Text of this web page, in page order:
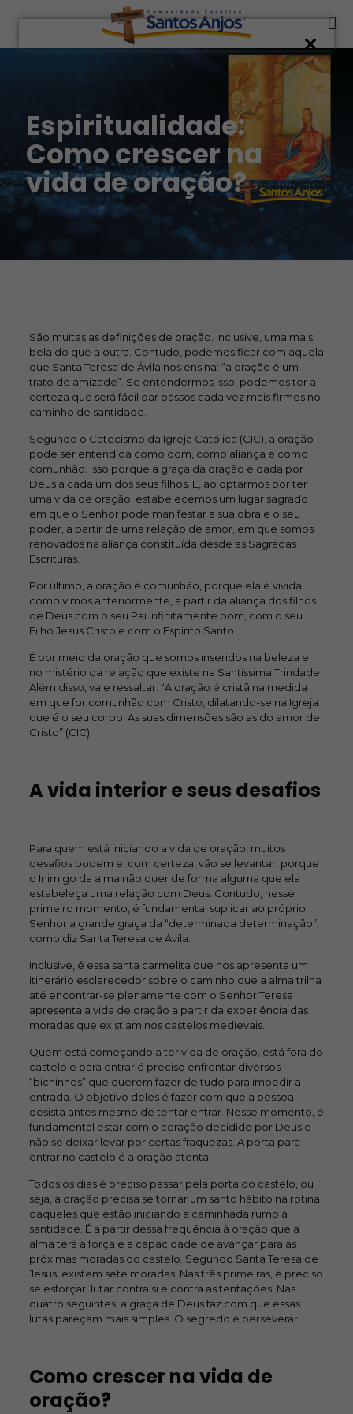
Espiritualidade:
Como crescer na
vida de oração?
São muitas as definições de oração. Inclusive, uma mais
bela do que a outra. Contudo, podemos ficar com aquela
que Santa Teresa de Ávila nos ensina: “a oração é um
trato de amizade”. Se entendermos isso, podemos ter a
certeza que será fácil dar passos cada vez mais firmes no
caminho de santidade.
Segundo o Catecismo da Igreja Católica (CIC), a oração
pode ser entendida como dom, como aliança e como
comunhão. Isso porque a graça da oração é dada por
Deus a cada um dos seus filhos. E, ao optarmos por ter
uma vida de oração, estabelecemos um lugar sagrado
em que o Senhor pode manifestar a sua obra e o seu
poder, a partir de uma relação de amor, em que somos
renovados na aliança constituída desde as Sagradas
Escrituras.
Por último, a oração é comunhão, porque ela é vivida,
como vimos anteriormente, a partir da aliança dos filhos
de Deus com o seu Pai infinitamente bom, com o seu
Filho Jesus Cristo e com o Espírito Santo.
É por meio da oração que somos inseridos na beleza e
no mistério da relação que existe na Santíssima Trindade.
Além disso, vale ressaltar: “A oração é cristã na medida
em que for comunhão com Cristo, dilatando-se na Igreja
que é o seu corpo. As suas dimensões são as do amor de
Cristo” (CIC).
A vida interior e seus desafios
Para quem está iniciando a vida de oração, muitos
desafios podem e, com certeza, vão se levantar, porque
o Inimigo da alma não quer de forma alguma que ela
estabeleça uma relação com Deus. Contudo, nesse
primeiro momento, é fundamental suplicar ao próprio
Senhor a grande graça da “determinada determinação”,
como diz Santa Teresa de Ávila.
Inclusive, é essa santa carmelita que nos apresenta um
itinerário esclarecedor sobre o caminho que a alma trilha
até encontrar-se plenamente com o Senhor.Teresa
apresenta a vida de oração a partir da experiência das
moradas que existiam nos castelos medievais.
Quem está começando a ter vida de oração, está fora do
castelo e para entrar é preciso enfrentar diversos
“bichinhos” que querem fazer de tudo para impedir a
entrada. O objetivo deles é fazer com que a pessoa
desista antes mesmo de tentar entrar. Nesse momento, é
fundamental estar com o coração decidido por Deus e
não se deixar levar por certas fraquezas. A porta para
entrar no castelo é a oração atenta.
Todos os dias é preciso passar pela porta do castelo, ou
seja, a oração precisa se tornar um santo hábito na rotina
daqueles que estão iniciando a caminhada rumo à
santidade. É a partir dessa frequência à oração que a
alma terá a força e a capacidade de avançar para as
próximas moradas do castelo. Segundo Santa Teresa de
Jesus, existem sete moradas. Nas três primeiras, é preciso
se esforçar, lutar contra si e contra as tentações. Nas
quatro seguintes, a graça de Deus faz com que essas
lutas pareçam mais simples. O segredo é perseverar!
Como crescer na vida de
oração?